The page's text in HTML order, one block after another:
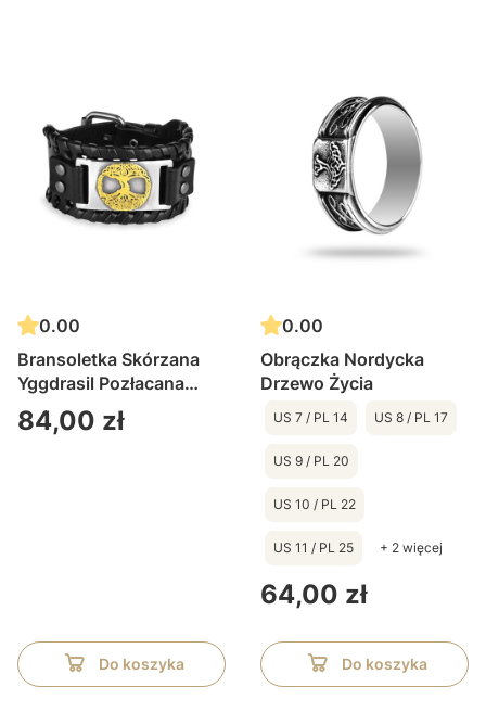
0.00
Bransoletka Skórzana
Yggdrasil Pozłacana
Czarna
Cena
84,00 zł
Do koszyka
0.00
Obrączka Nordycka
Drzewo Życia
US 7 / PL 14 US 8 / PL 17
US 9 / PL 20
US 10 / PL 22
US 11 / PL 25 + 2 więcej
Cena
64,00 zł
Do koszyka